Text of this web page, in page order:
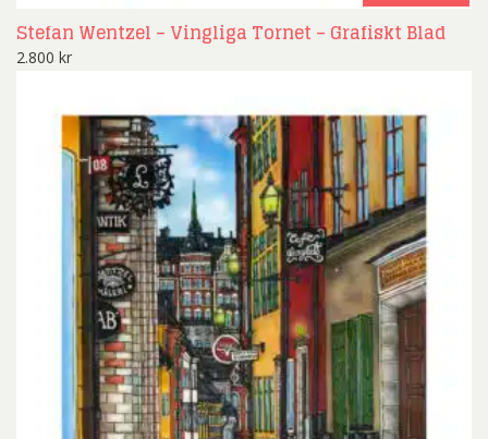
Stefan Wentzel – Vingliga Tornet – Grafiskt Blad
2.800 kr